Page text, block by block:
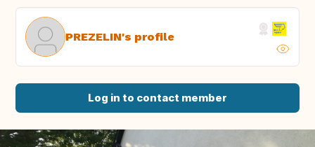
PREZELIN's profile
Log in to contact member